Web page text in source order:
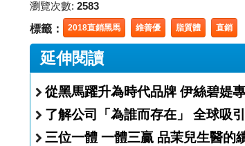
瀏覽次數: 2583
標籤： 2018直銷黑馬 維善優 脂質體 直銷
延伸閱讀
從黑馬躍升為時代
了解公司「
三位一體 一體三贏 品茉